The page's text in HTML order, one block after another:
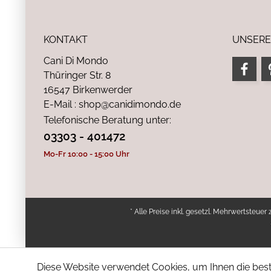
KONTAKT
Cani Di Mondo
Thüringer Str. 8
16547 Birkenwerder
E-Mail : shop@canidimondo.de
Telefonische Beratung unter:
03303 - 401472
Mo-Fr 10:00 - 15:00 Uhr
* Alle Preise inkl. gesetzl. Mehrwertsteuer
Diese Website verwendet Cookies, um Ihnen die